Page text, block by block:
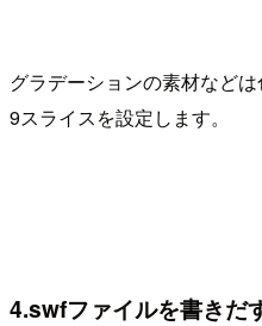
グラデーションの素材など
9スライスを設定します。
4.swfファイルを書きだ